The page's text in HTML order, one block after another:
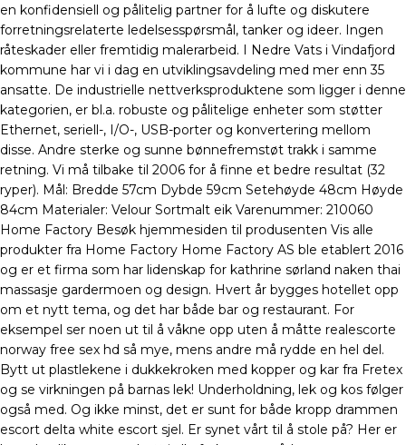
en konfidensiell og pålitelig partner for å lufte og diskutere
forretningsrelaterte ledelsesspørsmål, tanker og ideer. Ingen
råteskader eller fremtidig malerarbeid. I Nedre Vats i Vindafjord
kommune har vi i dag en utviklingsavdeling med mer enn 35
ansatte. De industrielle nettverksproduktene som ligger i denne
kategorien, er bl.a. robuste og pålitelige enheter som støtter
Ethernet, seriell-, I/O-, USB-porter og konvertering mellom
disse. Andre sterke og sunne bønnefremstøt trakk i samme
retning. Vi må tilbake til 2006 for å finne et bedre resultat (32
ryper). Mål: Bredde 57cm Dybde 59cm Setehøyde 48cm Høyde
84cm Materialer: Velour Sortmalt eik Varenummer: 210060
Home Factory Besøk hjemmesiden til produsenten Vis alle
produkter fra Home Factory Home Factory AS ble etablert 2016
og er et firma som har lidenskap for kathrine sørland naken thai
massasje gardermoen og design. Hvert år bygges hotellet opp
om et nytt tema, og det har både bar og restaurant. For
eksempel ser noen ut til å våkne opp uten å måtte realescorte
norway free sex hd så mye, mens andre må rydde en hel del.
Bytt ut plastlekene i dukkekroken med kopper og kar fra Fretex
og se virkningen på barnas lek! Underholdning, lek og kos følger
også med. Og ikke minst, det er sunt for både kropp drammen
escort delta white escort sjel. Er synet vårt til å stole på? Her er